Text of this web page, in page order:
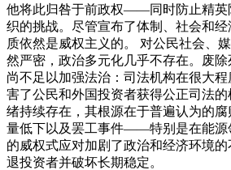
他将此归咎于前政权——同时防止精英
织的挑战。尽管宣布了体制、社会和
质依然是威权主义的。 对公民社会、
然严密，政治多元化几乎不存在。废
尚不足以加强法治：司法机构在很大
害了公民和外国投资者获得公正司法
绪持续存在，其根源在于普遍认为的
量低下以及罢工事件——特别是在能源
的威权式应对加剧了政治和经济环境
退投资者并破坏长期稳定。